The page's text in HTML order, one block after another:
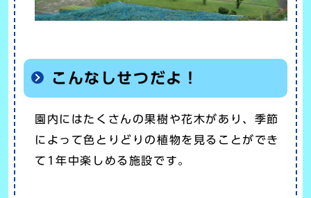
こんなしせつだよ！
園内にはたくさんの果樹や花木があり、季節
によって色とりどりの植物を見ることができ
て1年中楽しめる施設です。